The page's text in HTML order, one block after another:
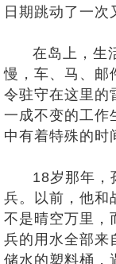
日期跳动了一次
在岛上，生活
慢，车、马、邮
令驻守在这里的
一成不变的工作
中有着特殊的时
18岁那年，孙
兵。以前，他和
不是晴空万里，
兵的用水全部来
储水的塑料桶，